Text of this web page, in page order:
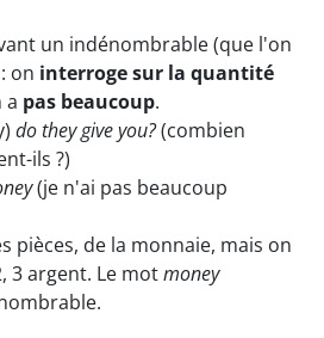
un indénombrable (que l'on
on interroge sur la quantité
a pas beaucoup.
do they give you?(combien
ils ?)
(je n'ai pas beaucoup
pièces, de la monnaie, mais on
3 argent. Le motmoney